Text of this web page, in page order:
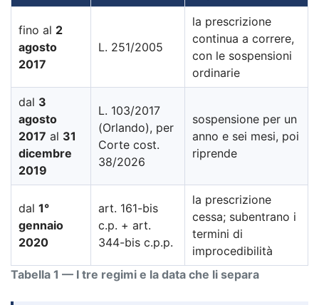
Tabella 1 — I tre regimi e la data che li separa
fino al 2
agosto
2017
L. 251/2005
la prescrizione
continua a correre,
con le sospensioni
ordinarie
dal 3
agosto
2017 al 31
dicembre
2019
L. 103/2017
(Orlando), per
Corte cost.
38/2026
sospensione per un
anno e sei mesi, poi
riprende
dal 1°
gennaio
2020
art. 161-bis
c.p. + art.
344-bis c.p.p.
la prescrizione
cessa; subentrano i
termini di
improcedibilità